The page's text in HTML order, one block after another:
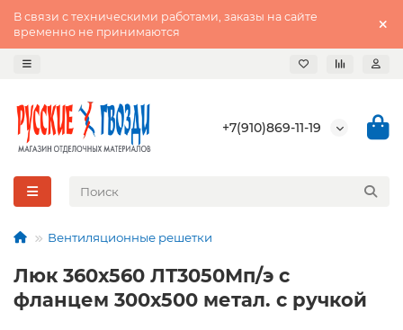
В связи с техническими работами, заказы на сайте
временно не принимаются
+7(910)869-11-19
Вентиляционные решетки
Люк 360х560 ЛТ3050Мп/э с
фланцем 300х500 метал. с ручкой